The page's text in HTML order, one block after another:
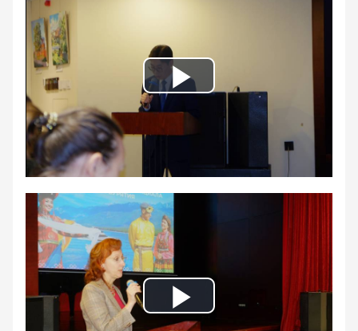
Play
Video
Play